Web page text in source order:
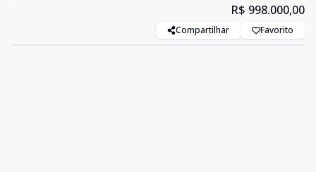
R$ 998.000,00
Compartilhar Favorito